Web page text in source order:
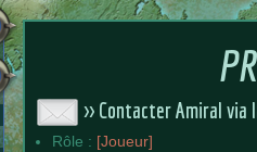
>> Contacter Amiral via
Rôle : [Joueur]